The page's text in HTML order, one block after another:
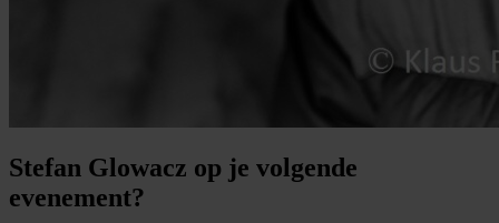
Stefan Glowacz op je volgende
evenement?